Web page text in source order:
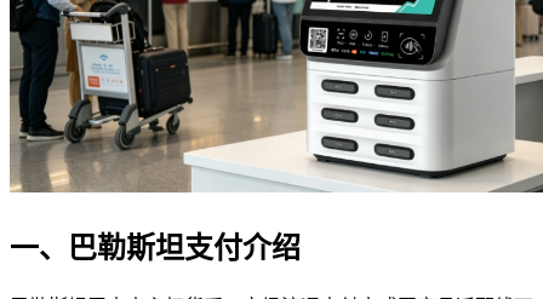
一、巴勒斯坦支付介绍